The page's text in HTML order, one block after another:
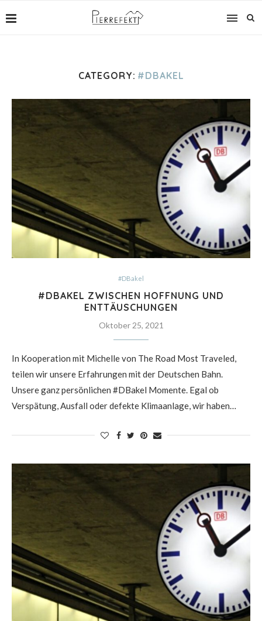
CATEGORY: #DBAKEL
#DBakel
#DBAKEL ZWISCHEN HOFFNUNG UND
ENTTÄUSCHUNGEN
Oktober 25, 2021
In Kooperation mit Michelle von The Road Most Traveled,
teilen wir unsere Erfahrungen mit der Deutschen Bahn.
Unsere ganz persönlichen #DBakel Momente. Egal ob
Verspätung, Ausfall oder defekte Klimaanlage, wir haben…